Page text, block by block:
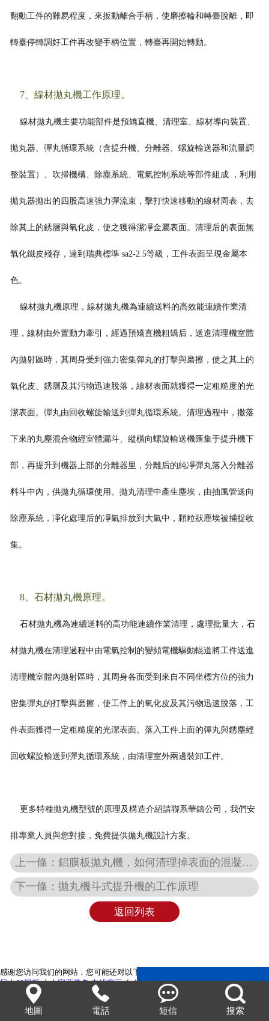
翻動工件的難易程度， 來扳動離合手柄，使磨擦輪和轉臺脫離，即
轉臺停轉調好工件再改變手柄位置，轉臺再開始轉動。
7、線材拋丸機工作原理。
線材拋丸機主要功能部件是預矯直機、清理室、線材導向裝置、
拋丸器、彈丸循環系統（含提升機、分離器、螺旋輸送器和流量調
整裝置）、吹掃機構、除塵系統、電氣控制系統等部件組成 ，利用
拋丸器拋出的四股高速強力彈流束，擊打快速移動的線材周表，去
除其上的銹層與氧化皮，使之獲得潔凈金屬表面。清理后的表面無
氧化鐵皮殘存，達到瑞典標準 sa2-2.5等級，工件表面呈現金屬本
色。
線材拋丸機原理，線材拋丸機為連續送料的高效能連續作業清
理，線材由外置動力牽引，經過預矯直機粗矯后，送進清理機室體
內拋射區時，其周身受到強力密集彈丸的打擊與磨擦，使之其上的
氧化皮、銹層及其污物迅速脫落，線材表面就獲得一定粗糙度的光
潔表面。彈丸由回收螺旋輸送到彈丸循環系統。清理過程中，撒落
下來的丸塵混合物經室體漏斗、縱橫向螺旋輸送機匯集于提升機下
部，再提升到機器上部的分離器里，分離后的純凈彈丸落入分離器
料斗中內，供拋丸循環使用。拋丸清理中產生塵埃，由抽風管送向
除塵系統，凈化處理后的凈氣排放到大氣中，顆粒狀塵埃被捕捉收
集。
8、石材拋丸機原理。
石材拋丸機為連續送料的高功能連續作業清理，處理批量大，石
材拋丸機在清理過程中由電氣控制的變頻電機驅動輥道將工件送進
清理機室體內拋射區時，其周身各面受到來自不同坐標方位的強力
密集彈丸的打擊與磨擦，使工件上的氧化皮及其污物迅速脫落，工
件表面獲得一定粗糙度的光潔表面。落入工件上面的彈丸與銹塵經
回收螺旋輸送到彈丸循環系統，由清理室外兩邊裝卸工件。
更多特種拋丸機型號的原理及構造介紹請聯系華鑄公司，我們安
排專業人員與您對接，免費提供拋丸機設計方案。
上一條：鋁膜板拋丸機，如何清理掉表面的混凝土水泥翻新恢復原貌！
下一條：拋丸機斗式提升機的工作原理
返回列表

地圖

電話

短信

搜索
感谢您访问我们的网站，您可能还对以下资源感兴趣：
日本69视频-中文字幕黄色-在线麻豆-久久成人综合-亚洲成人精品视频-国产在
线免费-美女天天操-亚洲中文字幕无码爆乳av-午夜色片-少妇愉情理伦三级-欧
美成人中文字幕-热久久在线-成人午夜免费在线观看-午夜视频在线观看网站-日
日夜夜伊人